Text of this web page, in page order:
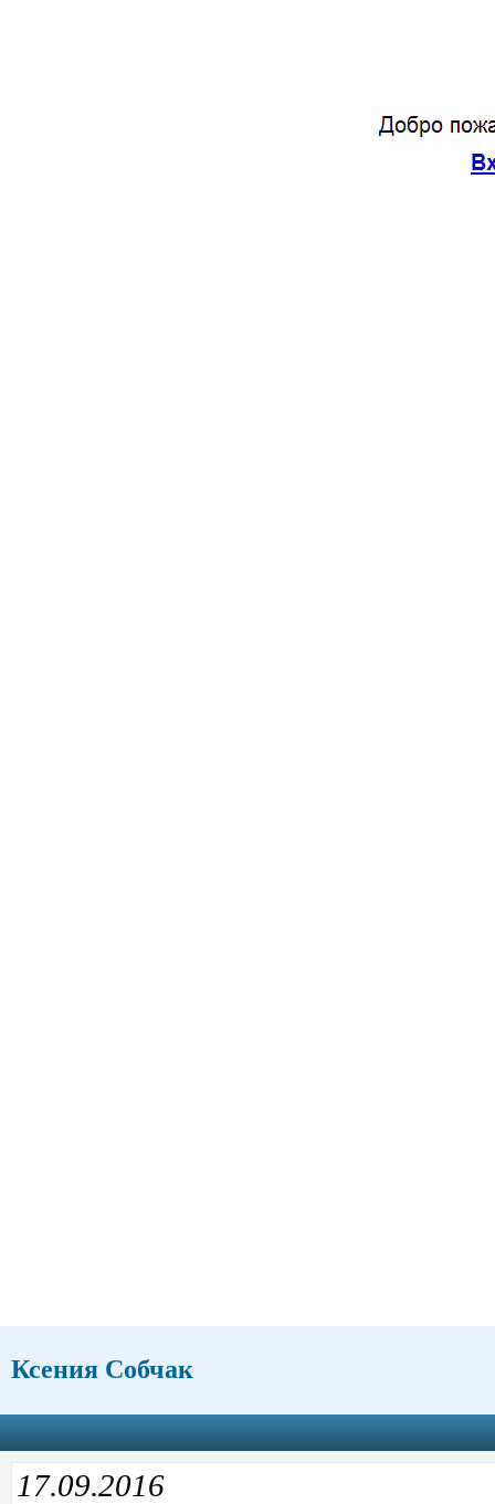
Ксения Собчак
17.09.2016